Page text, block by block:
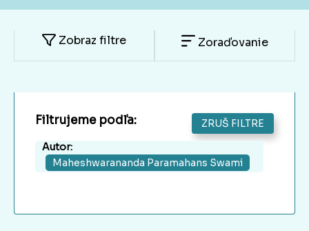
Zobraz filtre Zoraďovanie
Filtrujeme podľa:
ZRUŠ FILTRE
Autor:
Maheshwarananda Paramahans Swami